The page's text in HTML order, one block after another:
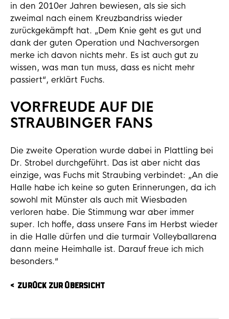
in den 2010er Jahren bewiesen, als sie sich
zweimal nach einem Kreuzbandriss wieder
zurückgekämpft hat. „Dem Knie geht es gut und
dank der guten Operation und Nachversorgen
merke ich davon nichts mehr. Es ist auch gut zu
wissen, was man tun muss, dass es nicht mehr
passiert“, erklärt Fuchs.
VORFREUDE AUF DIE
STRAUBINGER FANS
Die zweite Operation wurde dabei in Plattling bei
Dr. Strobel durchgeführt. Das ist aber nicht das
einzige, was Fuchs mit Straubing verbindet: „An die
Halle habe ich keine so guten Erinnerungen, da ich
sowohl mit Münster als auch mit Wiesbaden
verloren habe. Die Stimmung war aber immer
super. Ich hoffe, dass unsere Fans im Herbst wieder
in die Halle dürfen und die turmair Volleyballarena
dann meine Heimhalle ist. Darauf freue ich mich
besonders.“
ZURÜCK ZUR ÜBERSICHT